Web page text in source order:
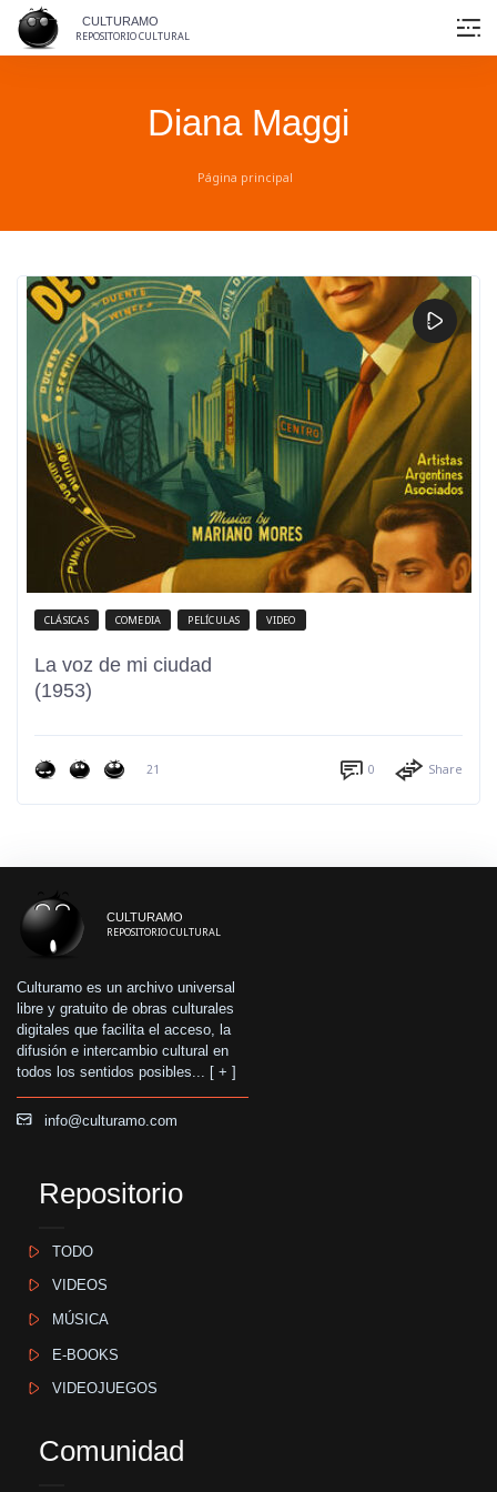
content
CULTURAMO
REPOSITORIO CULTURAL
Diana Maggi
Página principal
CLÁSICAS COMEDIA PELÍCULAS VIDEO
La voz de mi ciudad
(1953)
21 0 Share
CULTURAMO
REPOSITORIO CULTURAL
Culturamo es un archivo universal
libre y gratuito de obras culturales
digitales que facilita el acceso, la
difusión e intercambio cultural en
todos los sentidos posibles... [ + ]
info@culturamo.com
Repositorio
TODO
VIDEOS
MÚSICA
E-BOOKS
VIDEOJUEGOS
Comunidad